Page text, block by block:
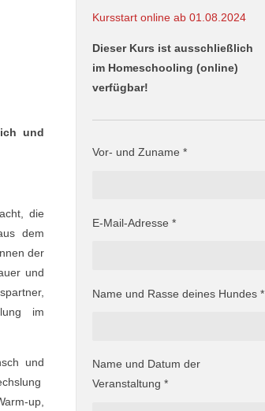
und
die
dem
der
und
im
und
up,
Kursstart online ab 01.08.2024
Dieser Kurs ist ausschließlich
im Homeschooling (online)
verfügbar!
Vor- und Zuname *
E-Mail-Adresse *
Name und Rasse deines Hundes *
Name und Datum der
Veranstaltung *